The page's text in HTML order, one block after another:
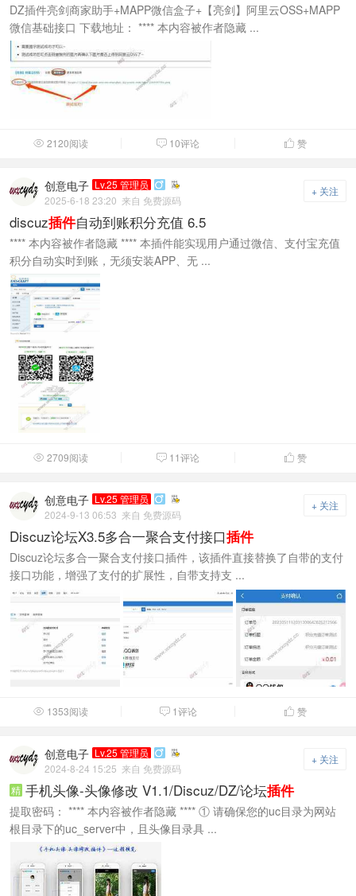
DZ插件亮剑商家助手+MAPP微信盒子+【亮剑】阿里云OSS+MAPP
微信基础接口 下载地址： **** 本内容被作者隐藏 ...
 2120阅读  10评论  赞
+ 关注
创意电子 Lv.25 管理员 
2025-6-18 23:20 来自 免费源码
discuz插件自动到账积分充值 6.5
**** 本内容被作者隐藏 **** 本插件能实现用户通过微信、支付宝充值
积分自动实时到账，无须安装APP、无 ...
 2709阅读  11评论  赞
+ 关注
创意电子 Lv.25 管理员 
2024-9-13 06:53 来自 免费源码
Discuz论坛X3.5多合一聚合支付接口插件
Discuz论坛多合一聚合支付接口插件，该插件直接替换了自带的支付
接口功能，增强了支付的扩展性，自带支持支 ...
 1353阅读  1评论  赞
+ 关注
创意电子 Lv.25 管理员 
2024-8-24 15:25 来自 免费源码
精 手机头像-头像修改 V1.1/Discuz/DZ/论坛插件
提取密码： **** 本内容被作者隐藏 **** ① 请确保您的uc目录为网站
根目录下的uc_server中，且头像目录具 ...